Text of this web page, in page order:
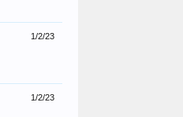
1/2/23
1/2/23